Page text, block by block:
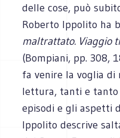
delle cose, può
Roberto Ippolito ha
maltrattato. Viaggio
(Bompiani, pp. 308,
fa venire la voglia di
lettura, tanti e tanto
episodi e gli aspetti
Ippolito descrive